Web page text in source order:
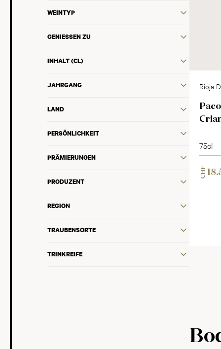
WEINTYP
GENIESSEN ZU
INHALT (CL)
JAHRGANG
LAND
PERSÖNLICHKEIT
PRÄMIERUNGEN
PRODUZENT
REGION
TRAUBENSORTE
TRINKREIFE
Rioja
75cl
CHF